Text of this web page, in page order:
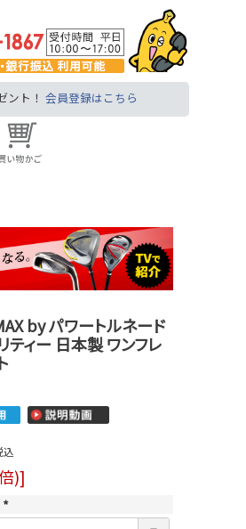
ト！ 会員登録はこちら
by パワートルネード
ティー 日本製 ワンフレ
込
)]
(